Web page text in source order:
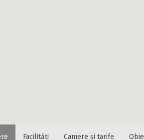
Facilități Camere și tarife